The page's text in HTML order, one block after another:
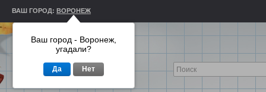
ВАШ ГОРОД: ВОРОНЕЖ
Ваш город - Воронеж,
угадали?
Да Нет